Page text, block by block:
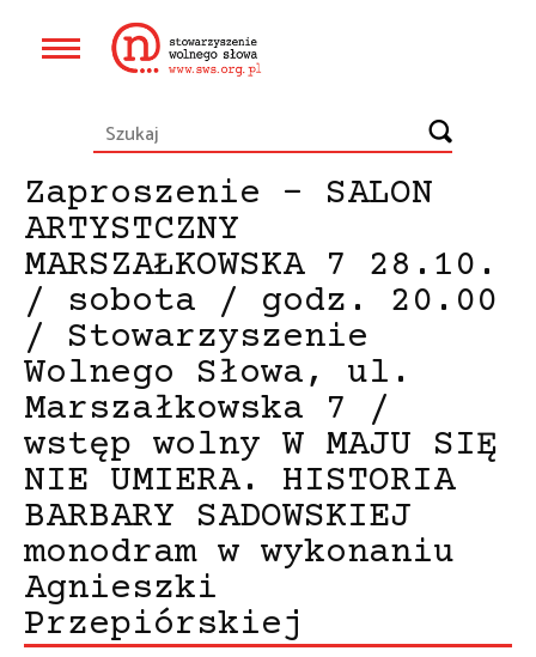
Główna
Zaproszenie – SALON
ARTYSTCZNY
MARSZAŁKOWSKA 7 28.10.
/ sobota / godz. 20.00
/ Stowarzyszenie
Wolnego Słowa, ul.
Marszałkowska 7 /
wstęp wolny W MAJU SIĘ
NIE UMIERA. HISTORIA
BARBARY SADOWSKIEJ
monodram w wykonaniu
Agnieszki
Przepiórskiej